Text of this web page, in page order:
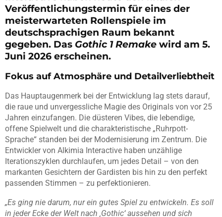
Veröffentlichungstermin für eines der
meisterwarteten Rollenspiele im
deutschsprachigen Raum bekannt
gegeben. Das Gothic 1 Remake wird am 5.
Juni 2026 erscheinen.
Fokus auf Atmosphäre und Detailverliebtheit
Das Hauptaugenmerk bei der Entwicklung lag stets darauf,
die raue und unvergessliche Magie des Originals von vor 25
Jahren einzufangen. Die düsteren Vibes, die lebendige,
offene Spielwelt und die charakteristische „Ruhrpott-
Sprache“ standen bei der Modernisierung im Zentrum. Die
Entwickler von Alkimia Interactive haben unzählige
Iterationszyklen durchlaufen, um jedes Detail – von den
markanten Gesichtern der Gardisten bis hin zu den perfekt
passenden Stimmen – zu perfektionieren.
„Es ging nie darum, nur ein gutes Spiel zu entwickeln. Es soll
in jeder Ecke der Welt nach ‚Gothic‘ aussehen und sich